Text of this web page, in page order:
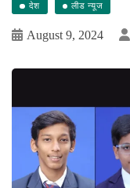
देश लीड न्यूज
August 9, 2024